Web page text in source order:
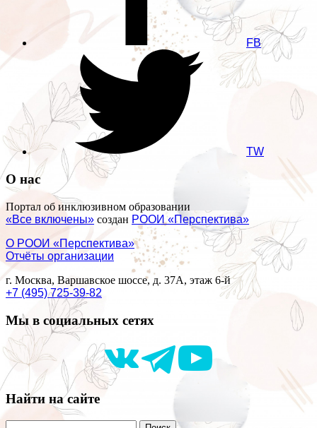
FB
TW
О нас
Портал об инклюзивном образовании
«Все включены» создан РООИ «Перспектива»
О РООИ «Перспектива»
Отчёты организации
г. Москва, Варшавское шоссе, д. 37А, этаж 6-й
+7 (495) 725-39-82
Мы в социальных сетях
Найти на сайте